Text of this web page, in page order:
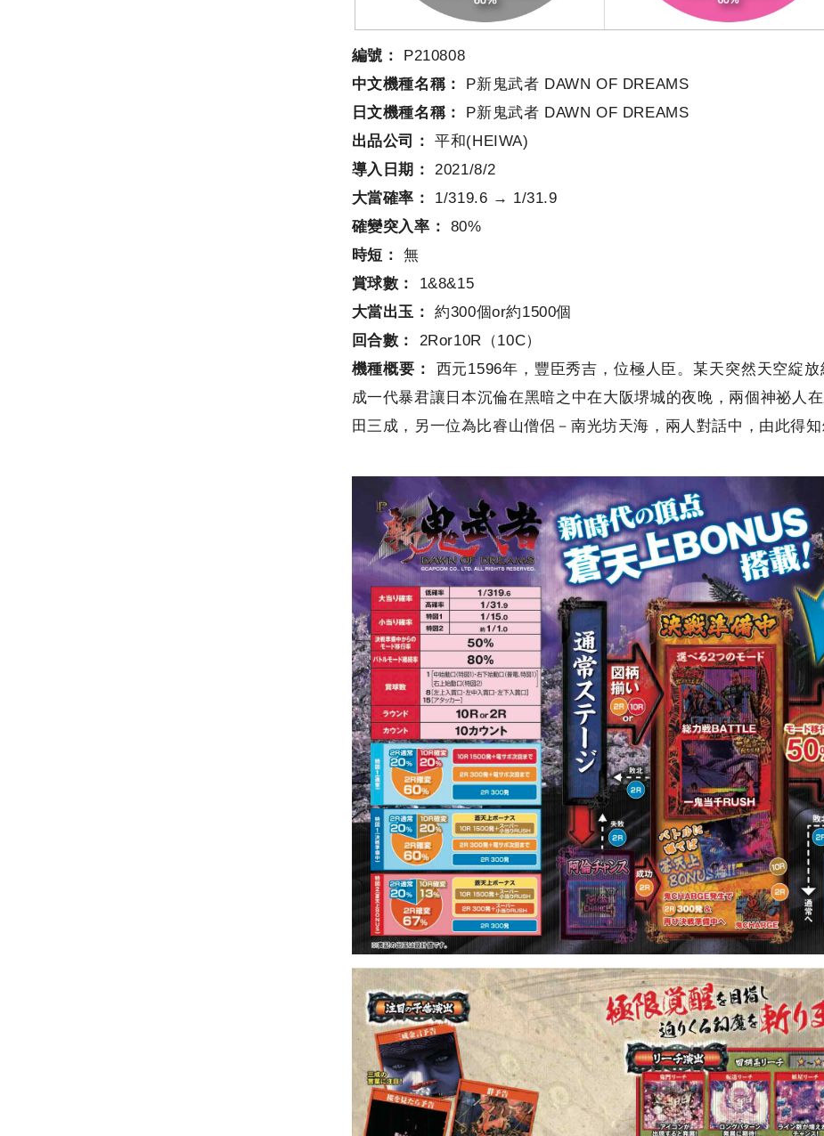
編號：
P210808
中文機種名稱：
P新鬼武者 DAWN OF DREAMS
日文機種名稱：
P新鬼武者 DAWN OF DREAMS
出品公司：
平和(HEIWA)
導入日期：
2021/8/2
大當確率：
1/319.6 → 1/31.9
確變突入率：
80%
時短：
無
賞球數：
1&8&15
大當出玉：
約300個or約1500個
回合數：
2Ror10R（10C）
機種概要：
西元1596年，豐臣秀吉，位極人臣。某天突然天空綻
成一代暴君讓日本沉倫在黑暗之中在大阪堺城的夜晚，兩個神祕人
田三成，另一位為比睿山僧侶－南光坊天海，兩人對話中，由此得知